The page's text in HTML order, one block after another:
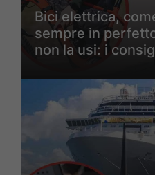
Bici elettrica,
sempre in
non la usi: i